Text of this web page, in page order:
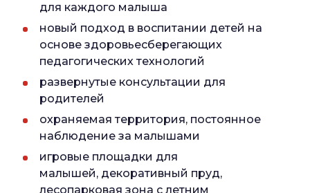
для каждого малыша
новый подход в воспитании детей на
основе здоровьесберегающих
педагогических технологий
развернутые консультации для
родителей
охраняемая территория, постоянное
наблюдение за малышами
игровые площадки для
малышей, декоративный пруд,
лесопарковая зона с летним